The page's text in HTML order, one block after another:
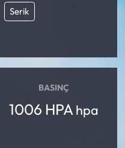
Serik
BASINÇ
1006 HPA hpa